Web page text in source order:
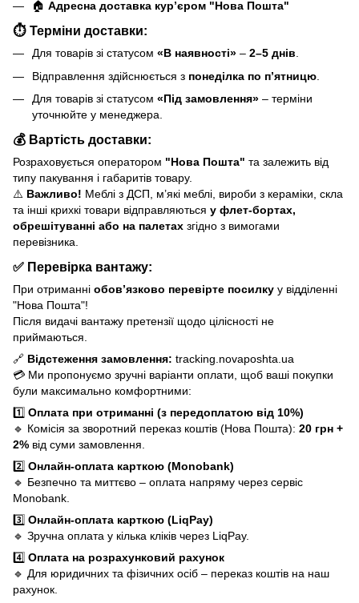
🏠 Адресна доставка кур’єром "Нова Пошта"
⏱ Терміни доставки:
Для товарів зі статусом «В наявності» – 2–5 днів
Відправлення здійснюється з понеділка по п’ятницю
Для товарів зі статусом «Під замовлення» – терміни
уточнюйте у менеджера.
💰 Вартість доставки:
Розраховується оператором "Нова Пошта" та залежить від
типу пакування і габаритів товару.
⚠️ Важливо! Меблі з ДСП, м’які меблі, вироби з кераміки, скла
та інші крихкі товари відправляються у флет-бортах,
обрешітуванні або на палетах згідно з вимогами
перевізника.
✅ Перевірка вантажу:
При отриманні обов’язково перевірте посилку у відділенні
"Нова Пошта"!
Після видачі вантажу претензії щодо цілісності не
приймаються.
🔗 Відстеження замовлення: tracking.novaposhta.ua
💳 Ми пропонуємо зручні варіанти оплати, щоб ваші покупки
були максимально комфортними:
1️⃣ Оплата при отриманні (з передоплатою від 10%)
🔹 Комісія за зворотний переказ коштів (Нова Пошта): 20 грн +
2% від суми замовлення.
2️⃣ Онлайн-оплата карткою (Monobank)
🔹 Безпечно та миттєво – оплата напряму через сервіс
Monobank.
3️⃣ Онлайн-оплата карткою (LiqPay)
🔹 Зручна оплата у кілька кліків через LiqPay.
4️⃣ Оплата на розрахунковий рахунок
🔹 Для юридичних та фізичних осіб – переказ коштів на наш
рахунок.